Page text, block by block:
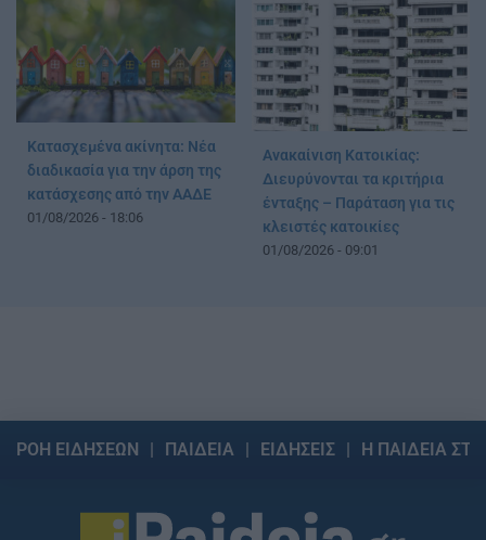
Κατασχεμένα ακίνητα: Νέα
διαδικασία για την άρση της
κατάσχεσης από την ΑΑΔΕ
01/08/2026 - 18:06
Ανακαίνιση Κατοικίας:
Διευρύνονται τα κριτήρια
ένταξης – Παράταση για τις
κλειστές κατοικίες
01/08/2026 - 09:01
ΡΟΗ ΕΙΔΗΣΕΩΝ ΠΑΙΔΕΙΑ ΕΙΔΗΣΕΙΣ Η ΠΑΙΔΕΙΑ